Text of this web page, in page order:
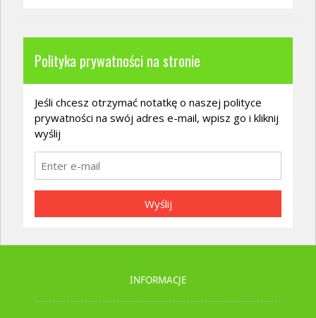
Polityka prywatności na stronie
Jeśli chcesz otrzymać notatkę o naszej polityce
prywatności na swój adres e-mail, wpisz go i kliknij
wyślij
Wyślij
INFORMACJE